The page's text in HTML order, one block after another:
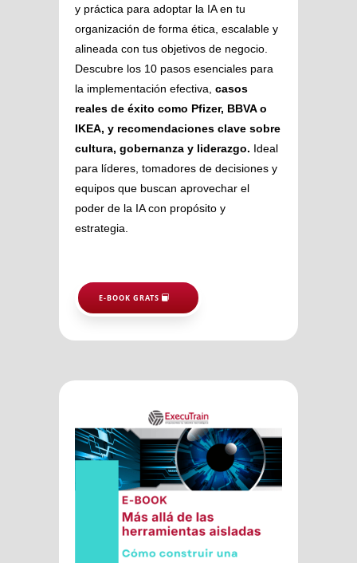
y práctica para adoptar la IA en tu
organización de forma ética, escalable y
alineada con tus objetivos de negocio.
Descubre los 10 pasos esenciales para
la implementación efectiva,casos
reales de éxito como Pfizer, BBVA o
IKEA, y recomendaciones clave sobre
cultura, gobernanza y liderazgo. Ideal
para líderes, tomadores de decisiones y
equipos que buscan aprovechar el
poder de la IA con propósito y
estrategia.
E-BOOK GRATS